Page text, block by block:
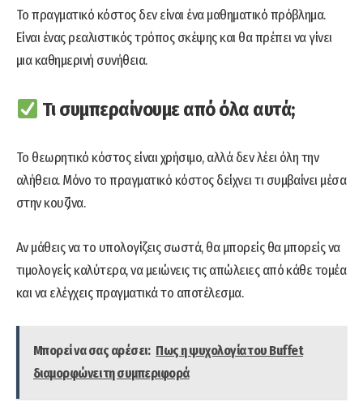
Το πραγματικό κόστος δεν είναι ένα μαθηματικό πρόβλημα.
Είναι ένας ρεαλιστικός τρόπος σκέψης και θα πρέπει να γίνει
μια καθημερινή συνήθεια.
Τι συμπεραίνουμε από όλα αυτά;
Το θεωρητικό κόστος είναι χρήσιμο, αλλά δεν λέει όλη την
αλήθεια. Μόνο το πραγματικό κόστος δείχνει τι συμβαίνει μέσα
στην κουζίνα.
Αν μάθεις να το υπολογίζεις σωστά, θα μπορείς θα μπορείς να
τιμολογείς καλύτερα, να μειώνεις τις απώλειες από κάθε τομέα
και να ελέγχεις πραγματικά το αποτέλεσμα.
Μπορεί να σας αρέσει: Πως η ψυχολογία του Buffet
διαμορφώνει τη συμπεριφορά